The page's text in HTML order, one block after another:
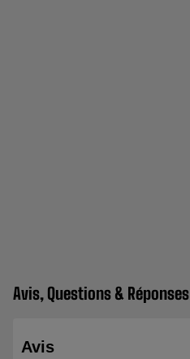
Avis, Questions & Réponses